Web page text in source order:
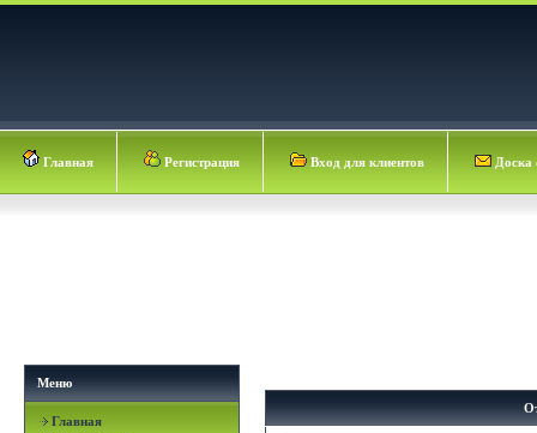
Главная Регистрация Вход для клиентов Доска
Меню
Главная